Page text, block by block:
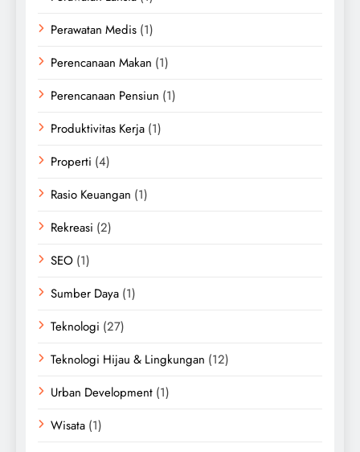
Perawatan Medis (1)
Perencanaan Makan (1)
Perencanaan Pensiun (1)
Produktivitas Kerja (1)
Properti (4)
Rasio Keuangan (1)
Rekreasi (2)
SEO (1)
Sumber Daya (1)
Teknologi (27)
Teknologi Hijau & Lingkungan (12)
Urban Development (1)
Wisata (1)